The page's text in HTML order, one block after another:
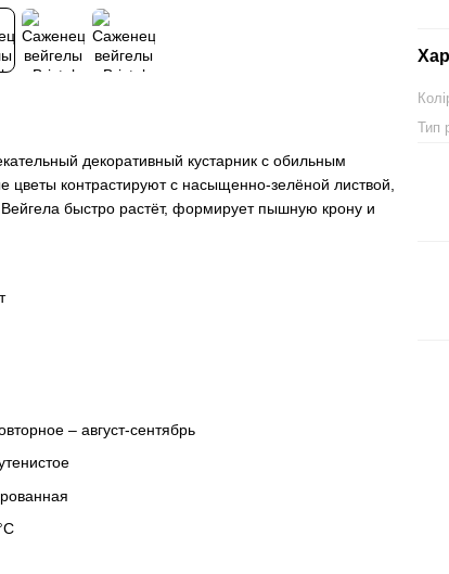
декоративный кустарник с обильным
контрастируют с насыщенно-зелёной листвой,
Вейгела быстро растёт, формирует пышную крону и
– август-сентябрь
Тип